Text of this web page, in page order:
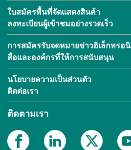
ใบสมัครพื้นที่จัดแสดงสินค้า
ลงทะเบียนผู้เข้าชมอย่างรวดเร็ว
การสมัครรับจดหมายข่าวอิเล็กทรอ
สื่อและองค์กรที่ให้การสนับสนุน
นโยบายความเป็นส่วนตัว
ติดต่อเรา
ติดตามเรา